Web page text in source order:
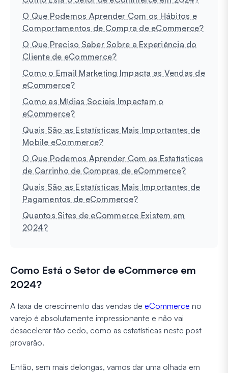
O Que Podemos Aprender Com os Hábitos e
Comportamentos de Compra de eCommerce?
O Que Preciso Saber Sobre a Experiência do
Cliente de eCommerce?
Como o Email Marketing Impacta as Vendas de
eCommerce?
Como as Mídias Sociais Impactam o
eCommerce?
Quais São as Estatísticas Mais Importantes de
Mobile eCommerce?
O Que Podemos Aprender Com as Estatísticas
de Carrinho de Compras de eCommerce?
Quais São as Estatísticas Mais Importantes de
Pagamentos de eCommerce?
Quantos Sites de eCommerce Existem em
2024?
Como Está o Setor de eCommerce em
2024?
A taxa de crescimento das vendas de eCommerce no
varejo é absolutamente impressionante e não vai
desacelerar tão cedo, como as estatísticas neste post
provarão.
Então, sem mais delongas, vamos dar uma olhada em